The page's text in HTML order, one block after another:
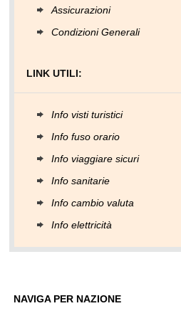
Assicurazioni
Condizioni Generali
LINK UTILI:
Info visti turistici
Info fuso orario
Info viaggiare sicuri
Info sanitarie
Info cambio valuta
Info elettricità
NAVIGA PER NAZIONE